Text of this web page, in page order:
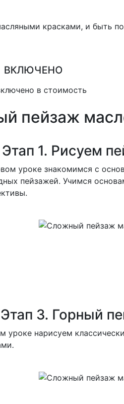
красками, и быть
ВКЛЮЧЕНО
в стоимость
пейзаж
Этап 1. Рисуем
уроке знакомимся с
пейзажей. Учимся
Этап 3. Горный
уроке нарисуем